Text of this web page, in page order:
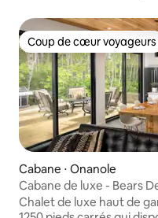
Coup de cœur voyageurs
Coup de cœur voyageurs
Cabane ⋅ Onanole
Cabane de luxe - Bears
MB (jacuzzi)
Chalet de luxe haut de